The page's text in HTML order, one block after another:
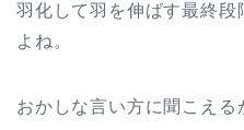
羽化して羽を伸ばす最終段
よね。
おかしな言い方に聞こえる